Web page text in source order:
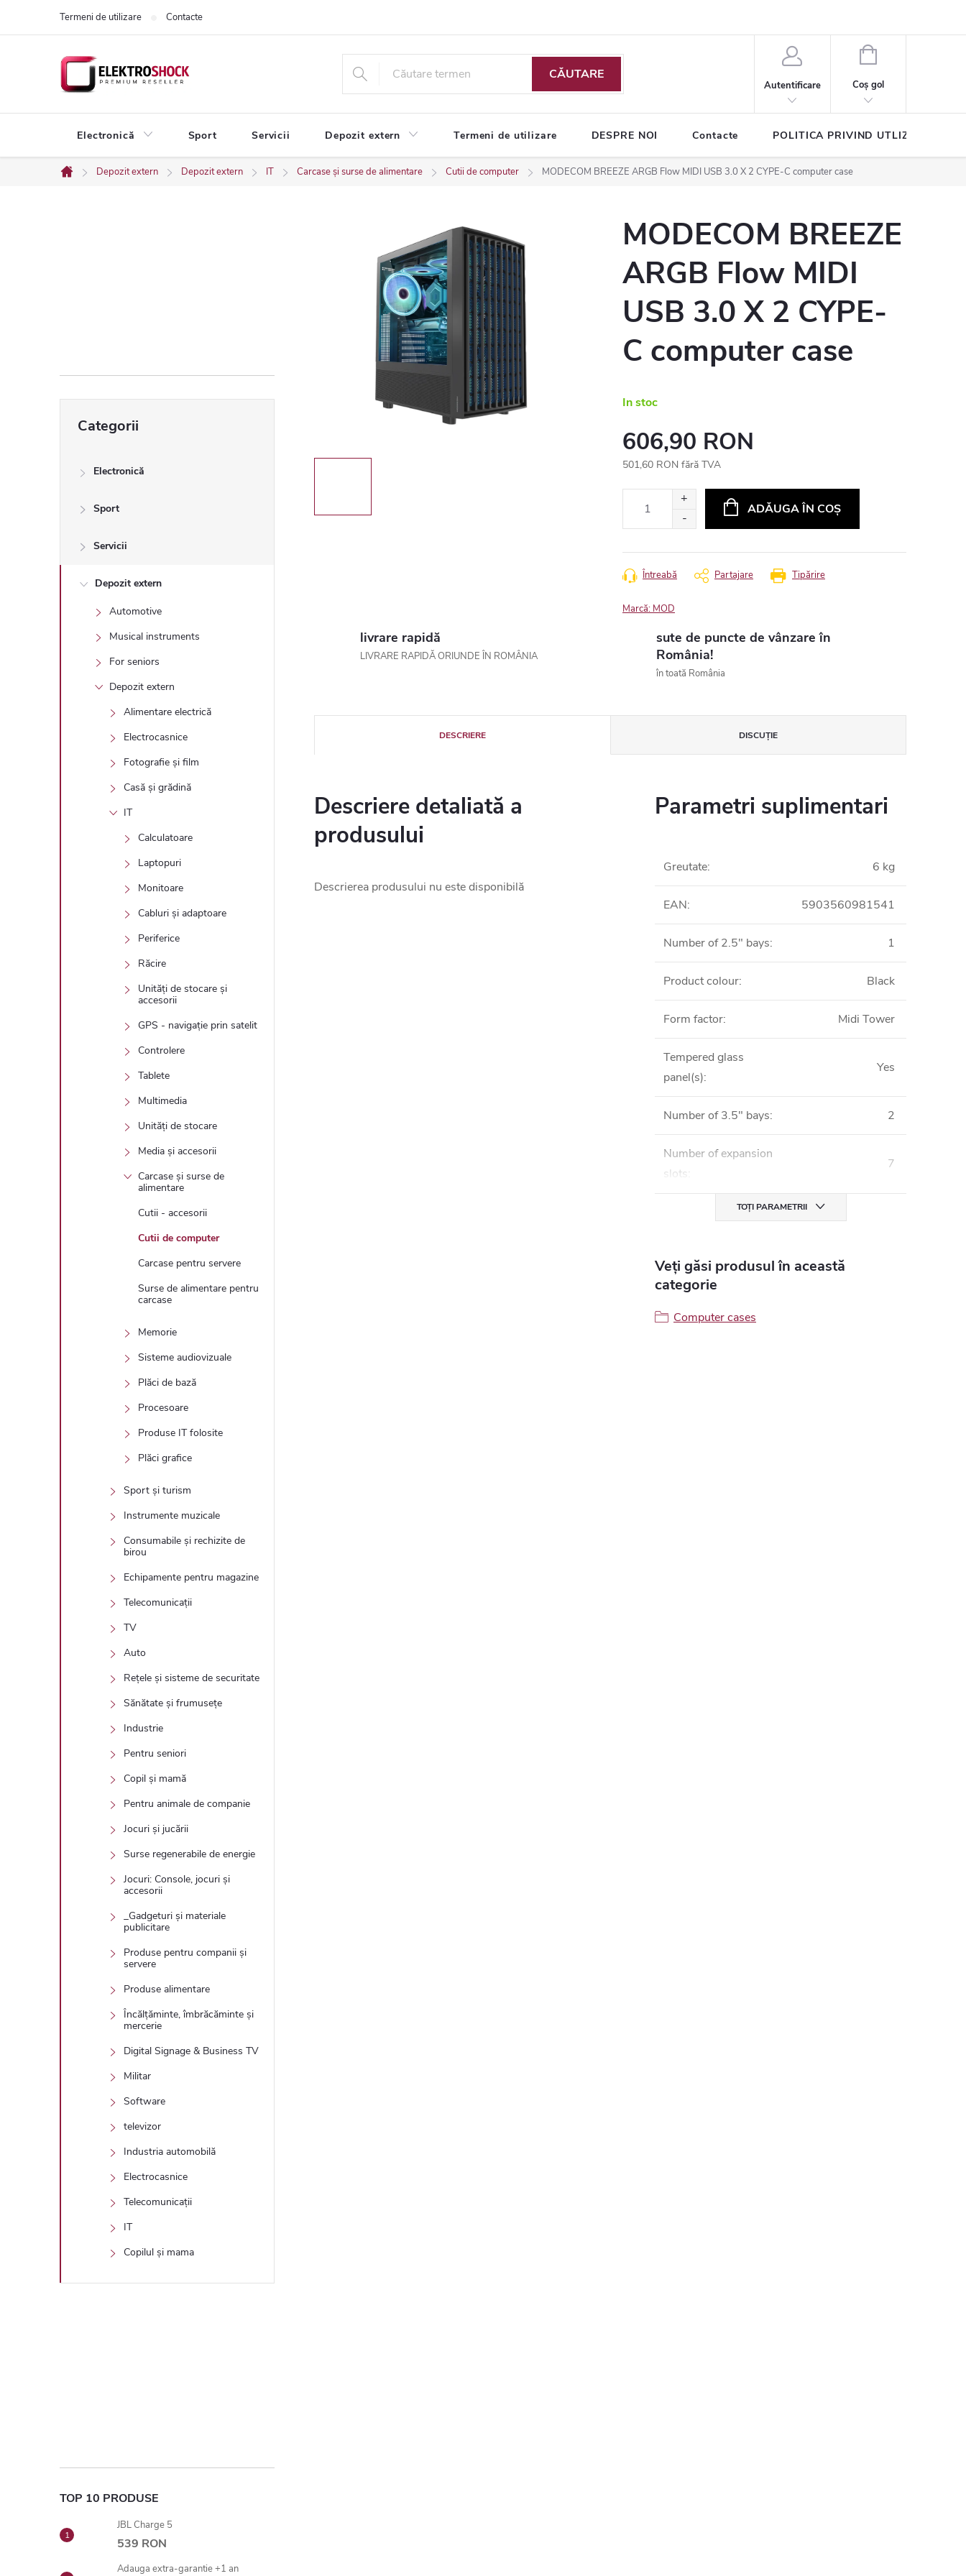
Termeni de utilizare Contacte
CĂUTARE
Autentificare
COŞ
CUMPĂRĂTURI
Coş gol
Electronică Sport Servicii Depozit extern Termeni de utilizare DESPRE NOI Contacte POLITICA PRIVIND UTLIZAREA
Acasă
Depozit extern Depozit extern IT Carcase și surse de alimentare Cutii de computer MODECOM BREEZE ARGB Flow MIDI USB 3.0 X 2 CYPE-C computer case
l
a
a
pesteCategorii
Electronică
Sport
Servicii
Depozit extern
Automotive
Musical instruments
For seniors
Depozit extern
Alimentare electrică
Electrocasnice
Fotografie și film
Casă și grădină
IT
Calculatoare
Laptopuri
Monitoare
Cabluri și adaptoare
Periferice
Răcire
Unități de stocare și
accesorii
GPS - navigație prin satelit
Controlere
Tablete
Multimedia
Unități de stocare
Media și accesorii
Carcase și surse de
alimentare
Cutii - accesorii
Cutii de computer
Carcase pentru servere
Surse de alimentare pentru
carcase
Memorie
Sisteme audiovizuale
Plăci de bază
Procesoare
Produse IT folosite
Plăci grafice
Sport și turism
Instrumente muzicale
Consumabile și rechizite de
birou
Echipamente pentru magazine
Telecomunicații
TV
Auto
Rețele și sisteme de securitate
Sănătate și frumusețe
Industrie
Pentru seniori
Copil și mamă
Pentru animale de companie
Jocuri și jucării
Surse regenerabile de energie
Jocuri: Console, jocuri și
accesorii
_Gadgeturi și materiale
publicitare
Produse pentru companii și
servere
Produse alimentare
Încălțăminte, îmbrăcăminte și
mercerie
Digital Signage & Business TV
Militar
Software
televizor
Industria automobilă
Electrocasnice
Telecomunicații
IT
Copilul și mama
TOP 10 PRODUSE
JBL Charge 5
539 RON
Adauga extra-garantie +1 an
MODECOM BREEZE
ARGB Flow MIDI
USB 3.0 X 2 CYPE-
C computer case
In stoc
606,90 RON
501,60 RON fără TVA
ADĂUGA ÎN COŞ
Tipărire
Întreabă Partajare
Marcă: MOD
livrare rapidă
LIVRARE RAPIDĂ ORIUNDE ÎN ROMÂNIA
sute de puncte de vânzare în
România!
în toată România
DESCRIERE DISCUŢIE
Descriere detaliată a
produsului
Descrierea produsului nu este disponibilă
Parametri suplimentari
Greutate: 6 kg
EAN: 5903560981541
Number of 2.5" bays: 1
Product colour: Black
Form factor: Midi Tower
Tempered glass
panel(s):
Yes
Number of 3.5" bays: 2
Number of expansion
slots:
7
TOȚI PARAMETRII
Veți găsi produsul în această
categorie
Computer cases